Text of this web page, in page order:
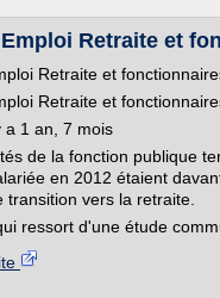
Retraite et
Retraite et
Retraite et
a 1 an, 7 mois
de la fonction publique
en 2012 étaient
transition vers la retraite.
ressort d'une étude